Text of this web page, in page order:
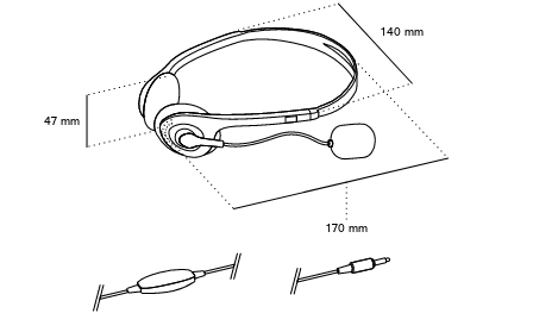
140 mm
47 mm
170 mm